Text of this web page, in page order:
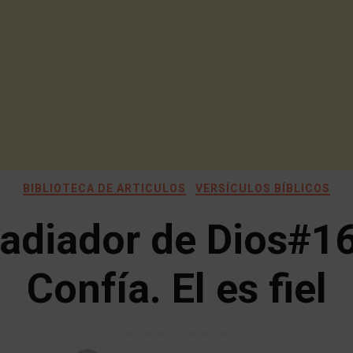
BIBLIOTECA DE ARTICULOS VERSÍCULOS BÍBLICOS
de
Confía. El es fiel